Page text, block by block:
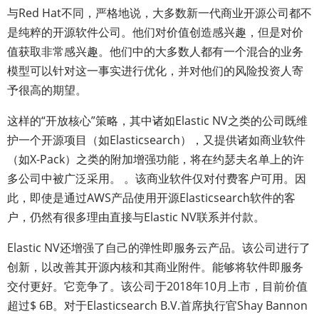
与Red Hat不同，严格地说，大多数新一代商业开源公司都不
是纯粹的开源软件公司。他们对价值创造感兴趣，但是对价
值获取非常感兴趣。他们中的大多数人都有一个混合的业务
模型可以针对这一事实进行优化，并对他们的风险投资人寄
予很高的期望。
这样的“开放核心”策略，其中诸如Elastic NV之类的公司既维
护一个开源项目（如Elasticsearch），又提供诸如商业软件
（如X-Pack）之类的附加增强功能，将在约瑟夫名单上的许
多公司中被广泛采用。 。该商业软件仅对付费客户可用。因
此，即使是通过AWS产品使用开源Elasticsearch软件的客
户，仍然有很多理由直接与Elastic NV联系并付款。
Elastic NV还增强了自己的弹性即服务云产品。该公司进行了
创新，以改善其开源内核和其商业附件。能够将软件即服务
交付更好。它竞争了。该公司于2018年10月上市，目前价值
超过$ 6B。对于Elasticsearch B.V.首席执行官Shay Bannon